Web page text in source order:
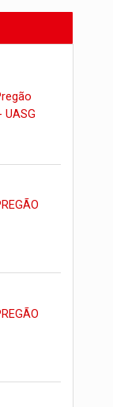
UASG